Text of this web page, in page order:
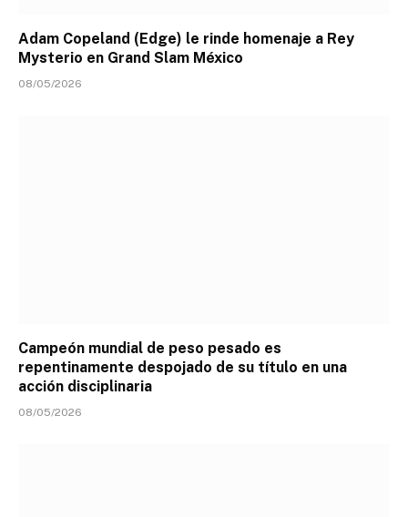
Adam Copeland (Edge) le rinde homenaje a Rey
Mysterio en Grand Slam México
08/05/2026
Campeón mundial de peso pesado es
repentinamente despojado de su título en una
acción disciplinaria
08/05/2026